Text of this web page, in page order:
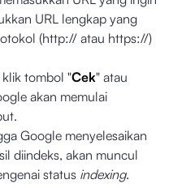
URL lengkap yang
(http:// atau https://)
klik tombol "Cek" atau
akan memulai
Google menyelesaikan
diindeks, akan muncul
status indexing.